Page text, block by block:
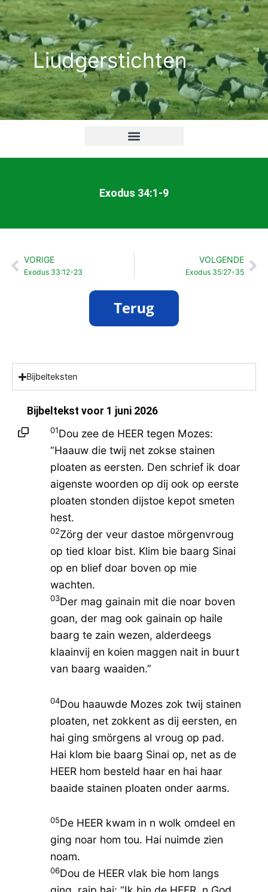
Ga
naar
de
inhoudLiudgerstichten
Exodus 34:1-9
Vorige
VORIGE
Exodus 33:12-23
VOLGENDE
Exodus 35:27-35
Bijbelteksten
Bijbeltekst voor 1 juni 2026
01Dou zee de HEER tegen Mozes:
“Haauw die twij net zokse stainen
ploaten as eersten. Den schrief ik doar
aigenste woorden op dij ook op eerste
ploaten stonden dijstoe kepot smeten
hest.
02Zörg der veur dastoe mörgenvroug
op tied kloar bist. Klim bie baarg Sinai
op en blief doar boven op mie
wachten.
03Der mag gainain mit die noar boven
goan, der mag ook gainain op haile
baarg te zain wezen, alderdeegs
klaainvij en koien maggen nait in buurt
van baarg waaiden.”
04Dou haauwde Mozes zok twij stainen
ploaten, net zokkent as dij eersten, en
hai ging smörgens al vroug op pad.
Hai klom bie baarg Sinai op, net as de
HEER hom besteld haar en hai haar
baaide stainen ploaten onder aarms.
05De HEER kwam in n wolk omdeel en
ging noar hom tou. Hai nuimde zien
noam.
06Dou de HEER vlak bie hom langs